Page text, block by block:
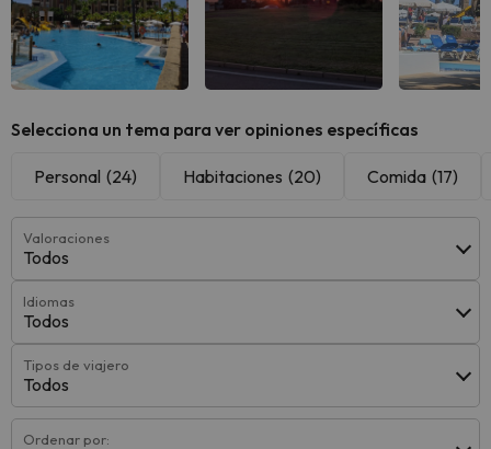
Selecciona un tema para ver opiniones específicas
Personal (24) Habitaciones (20) Comida (17)
Valoraciones
Todos
Idiomas
Todos
Tipos de viajero
Todos
Ordenar por: